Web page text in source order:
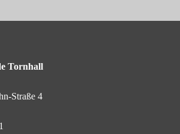
Tornhall
Straße 4